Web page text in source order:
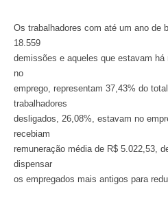
Os trabalhadores com até um ano de
18.559
demissões e aqueles que estavam
no
emprego, representam 37,43% do
trabalhadores
desligados, 26,08%, estavam no
recebiam
remuneração média de R$ 5.022,53,
dispensar
os empregados mais antigos para